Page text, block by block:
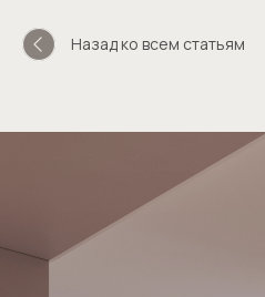
Назад ко всем статьям